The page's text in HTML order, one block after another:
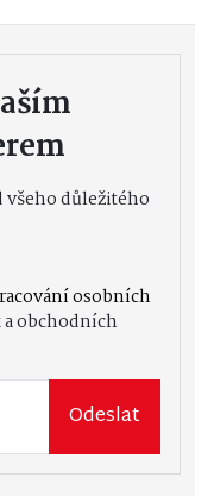
všeho důležitého
osobních
obchodních
Odeslat